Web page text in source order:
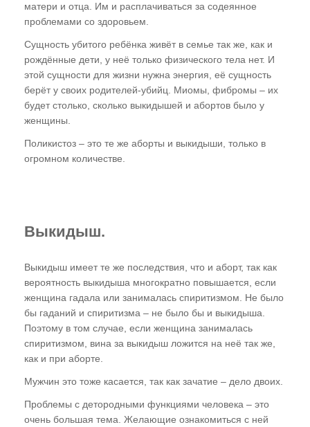
матери и отца. Им и расплачиваться за содеянное
проблемами со здоровьем.
Сущность убитого ребёнка живёт в семье так же, как и
рождённые дети, у неё только физического тела нет. И
этой сущности для жизни нужна энергия, её сущность
берёт у своих родителей-убийц. Миомы, фибромы – их
будет столько, сколько выкидышей и абортов было у
женщины.
Поликистоз – это те же аборты и выкидыши, только в
огромном количестве.
Выкидыш.
Выкидыш имеет те же последствия, что и аборт, так как
вероятность выкидыша многократно повышается, если
женщина гадала или занималась спиритизмом. Не было
бы гаданий и спиритизма – не было бы и выкидыша.
Поэтому в том случае, если женщина занималась
спиритизмом, вина за выкидыш ложится на неё так же,
как и при аборте.
Мужчин это тоже касается, так как зачатие – дело двоих.
Проблемы с детородными функциями человека – это
очень большая тема. Желающие ознакомиться с ней